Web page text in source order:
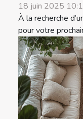
18 juin 2025
À la recherche
pour votre